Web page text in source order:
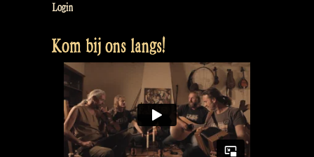
Login
Kom bij ons langs!